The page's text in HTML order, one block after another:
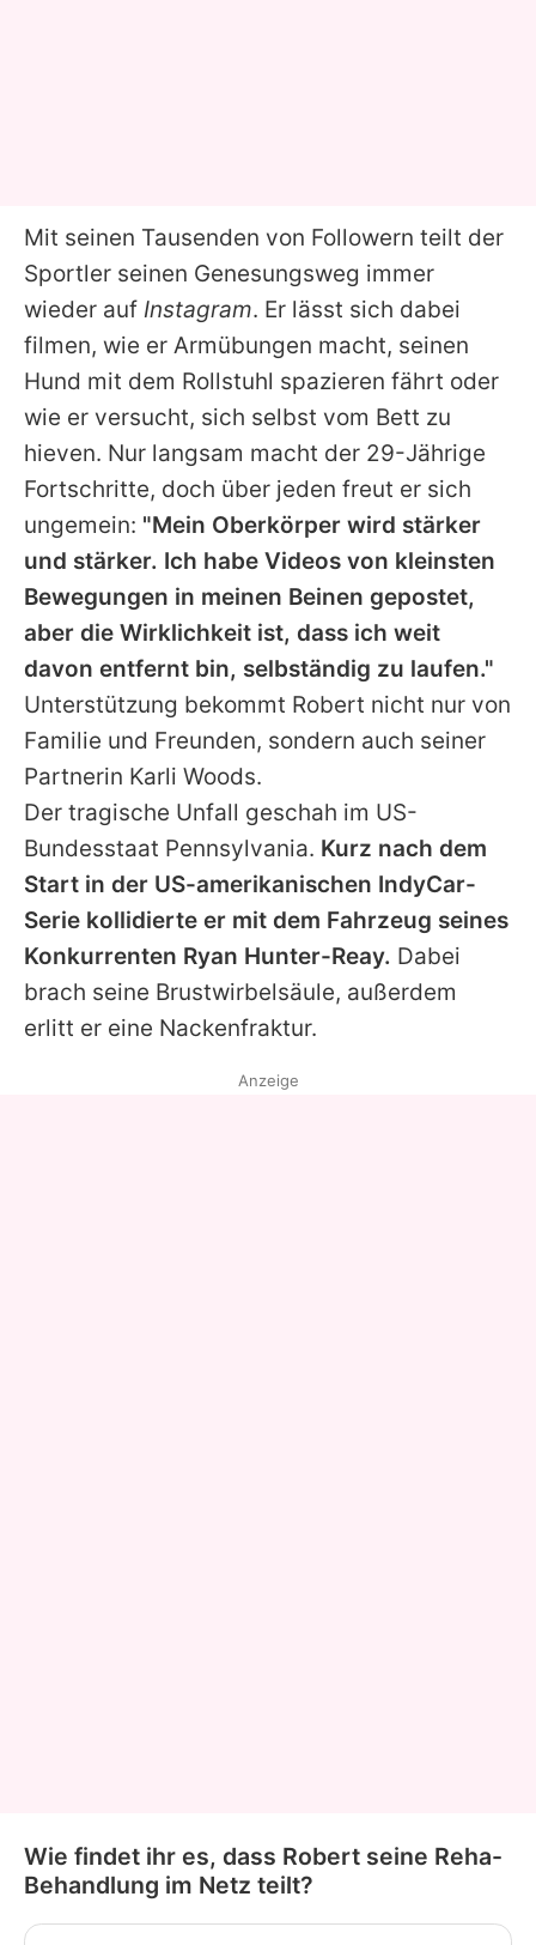
Mit seinen Tausenden von Followern teilt der
Sportler seinen Genesungsweg immer
wieder auf Instagram. Er lässt sich dabei
filmen, wie er Armübungen macht, seinen
Hund mit dem Rollstuhl spazieren fährt oder
wie er versucht, sich selbst vom Bett zu
hieven. Nur langsam macht der 29-Jährige
Fortschritte, doch über jeden freut er sich
ungemein: "Mein Oberkörper wird stärker
und stärker. Ich habe Videos von kleinsten
Bewegungen in meinen Beinen gepostet,
aber die Wirklichkeit ist, dass ich weit
davon entfernt bin, selbständig zu laufen."
Unterstützung bekommt Robert nicht nur von
Familie und Freunden, sondern auch seiner
Partnerin Karli Woods.
Der tragische Unfall geschah im US-
Bundesstaat Pennsylvania. Kurz nach dem
Start in der US-amerikanischen IndyCar-
Serie kollidierte er mit dem Fahrzeug seines
Konkurrenten Ryan Hunter-Reay. Dabei
brach seine Brustwirbelsäule, außerdem
erlitt er eine Nackenfraktur.
Anzeige
Wie findet ihr es, dass Robert seine Reha-
Behandlung im Netz teilt?